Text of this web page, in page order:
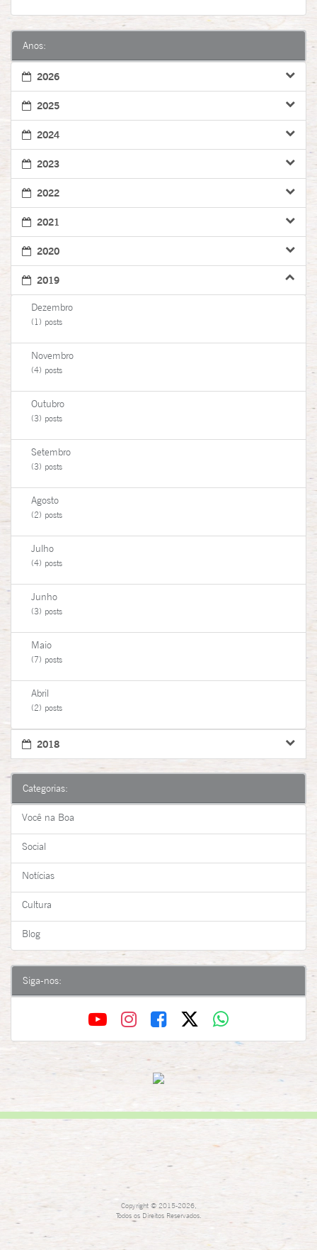
Anos:
2026
2025
2024
2023
2022
2021
2020
2019
Dezembro
(1) posts
Novembro
(4) posts
Outubro
(3) posts
Setembro
(3) posts
Agosto
(2) posts
Julho
(4) posts
Junho
(3) posts
Maio
(7) posts
Abril
(2) posts
2018
Categorias:
Você na Boa
Social
Notícias
Cultura
Blog
Siga-nos:
Copyright © 2015-2026,
Todos os Direitos Reservados.